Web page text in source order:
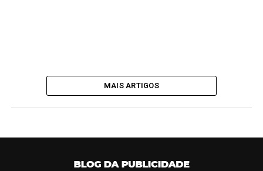
MAIS ARTIGOS